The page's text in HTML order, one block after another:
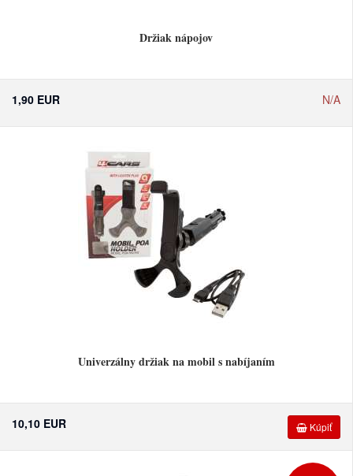
Držiak nápojov
N/A
1,90 EUR
Univerzálny držiak na mobil s nabíjaním
Kúpiť
10,10 EUR